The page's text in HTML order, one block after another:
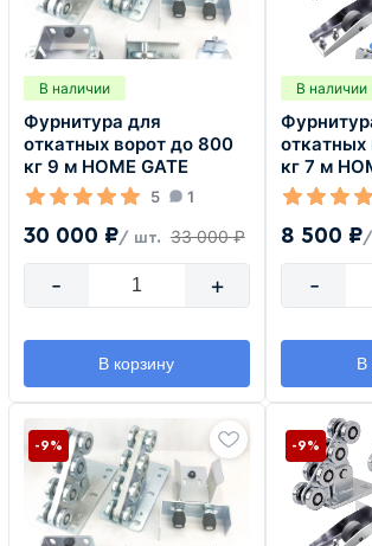
В наличии
Фурнитура для
откатных ворот до 800
кг 9 м HOME GATE
5 1
30 000 ₽/ шт. 33 000 ₽
- +
В корзину
В наличии
откатных
кг 7 м
8 500 ₽
-
В
-9% -9%